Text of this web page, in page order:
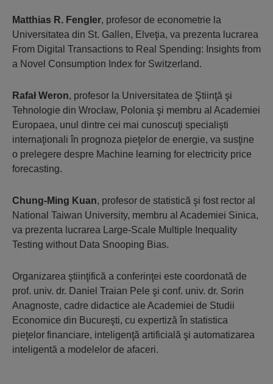
Matthias R. Fengler, profesor de econometrie la
Universitatea din St. Gallen, Elveţia, va prezenta lucrarea
From Digital Transactions to Real Spending: Insights from
a Novel Consumption Index for Switzerland.
Rafał Weron, profesor la Universitatea de Ştiinţă şi
Tehnologie din Wrocław, Polonia şi membru al Academiei
Europaea, unul dintre cei mai cunoscuţi specialişti
internaţionali în prognoza pieţelor de energie, va susţine
o prelegere despre Machine learning for electricity price
forecasting.
Chung-Ming Kuan, profesor de statistică şi fost rector al
National Taiwan University, membru al Academiei Sinica,
va prezenta lucrarea
Large-Scale Multiple Inequality
Testing without Data Snooping Bias.
Organizarea ştiinţifică a conferinţei este coordonată de
prof. univ. dr. Daniel Traian Pele şi conf. univ. dr. Sorin
Anagnoste, cadre didactice ale Academiei de Studii
Economice din Bucureşti, cu expertiză în statistica
pieţelor financiare, inteligenţă artificială şi automatizarea
inteligentă a modelelor de afaceri.